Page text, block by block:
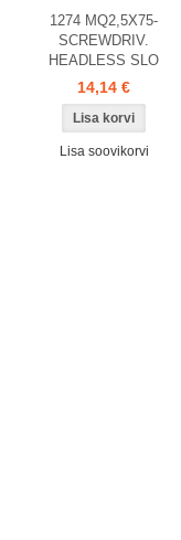
1274 MQ2,5X75-
SCREWDRIV.
HEADLESS SLO
14,14 €
Lisa soovikorvi